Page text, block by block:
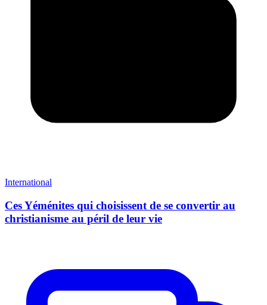
International
Ces Yéménites qui choisissent de se convertir au
christianisme au péril de leur vie